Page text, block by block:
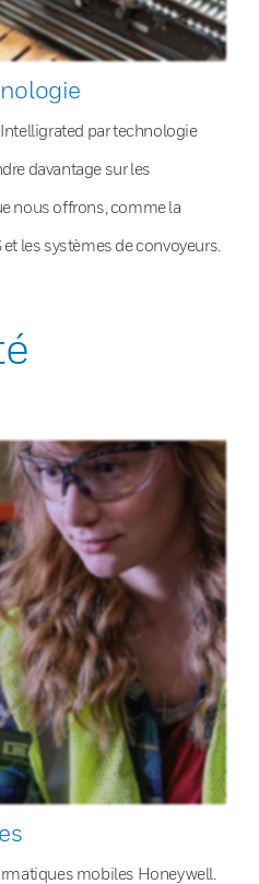
par technologie
davantage sur les
nous offrons, comme la
les systèmes de convoyeurs.
mobiles Honeywell.